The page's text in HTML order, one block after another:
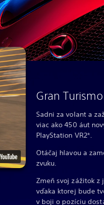
Gran
Sadni za volant a
viac ako 450 áut
PlayStation VR2*.
Otáčaj hlavou a
zvuku.
Zmeň svoj zážitok z
vďaka ktorej bude
v boji o pozíciu